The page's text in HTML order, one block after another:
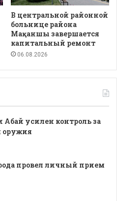
В центральной районной
больнице района
Мақаншы завершается
капитальный ремонт
06.08.2026
Абай усилен контроль за
оружия
провел личный прием